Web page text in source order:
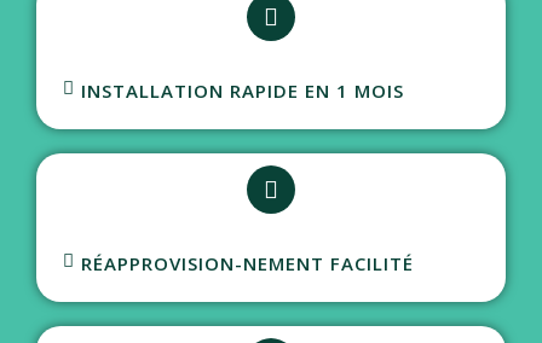
INSTALLATION RAPIDE EN 1 MOIS
RÉAPPROVISION-NEMENT FACILITÉ